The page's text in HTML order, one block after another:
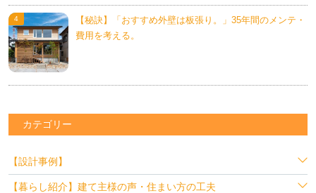
【秘訣】「おすすめ外壁は板張り。」35年間のメンテ・
費用を考える。
カテゴリー
【設計事例】
【暮らし紹介】建て主様の声・住まい方の工夫